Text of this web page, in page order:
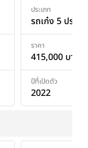
ประเภท
รถเก๋ง 5 ประตู
ราคา
415,000 บาท
ปีที่เปิดตัว
2022